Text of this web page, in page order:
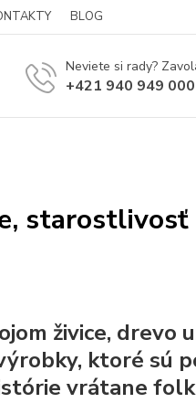
BLOG
Neviete si rady?
+421 940 949 000
starostlivosť
živice, drevo
ktoré sú
vrátane